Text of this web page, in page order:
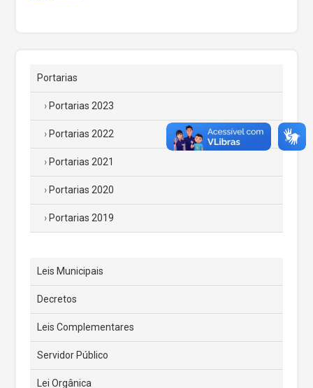
Portarias
Portarias 2023
Portarias 2022
Portarias 2021
Portarias 2020
Portarias 2019
Leis Municipais
Decretos
Leis Complementares
Servidor Público
Lei Orgânica